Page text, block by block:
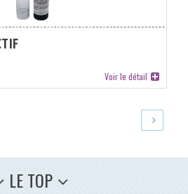
Voir le détail
LE TOP